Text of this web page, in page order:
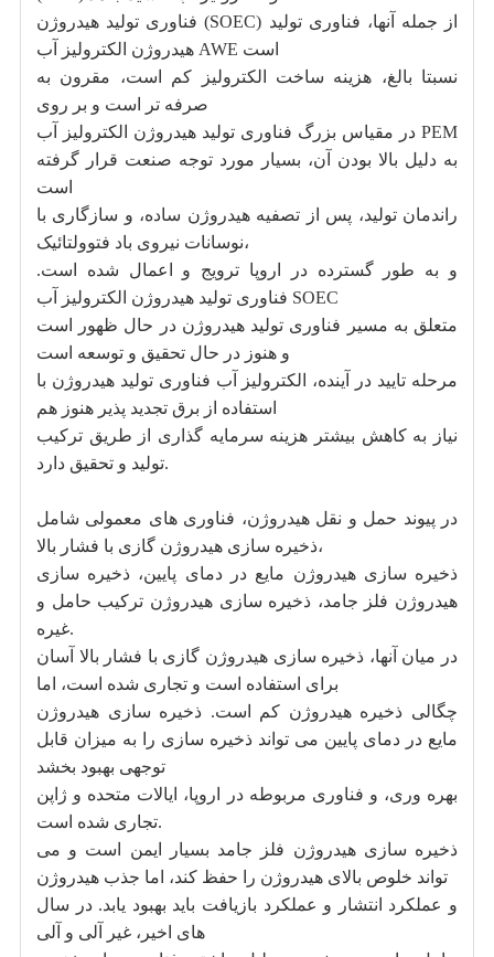
فناوری تولید هیدروژن (SOEC) از جمله آنها، فناوری تولید
نسبتا بالغ، هزینه ساخت الکترولیز کم است، مقرون به
در مقیاس بزرگ فناوری تولید هیدروژن الکترولیز آب PEM
به دلیل بالا بودن آن، بسیار مورد توجه صنعت قرار گرفته
راندمان تولید، پس از تصفیه هیدروژن ساده، و سازگاری با
نوسانات نیروی باد فتوولتائیک،
و به طور گسترده در اروپا ترویج و اعمال شده است.
فناوری تولید هیدروژن الکترولیز آب SOEC
متعلق به مسیر فناوری تولید هیدروژن در حال ظهور است
مرحله تایید در آینده، الکترولیز آب فناوری تولید هیدروژن با
نیاز به کاهش بیشتر هزینه سرمایه گذاری از طریق ترکیب
تولید و تحقیق دارد.
در پیوند حمل و نقل هیدروژن، فناوری های معمولی شامل
ذخیره سازی هیدروژن گازی با فشار بالا،
ذخیره سازی هیدروژن مایع در دمای پایین، ذخیره سازی
هیدروژن فلز جامد، ذخیره سازی هیدروژن ترکیب حامل و
غیره.
در میان آنها، ذخیره سازی هیدروژن گازی با فشار بالا آسان
چگالی ذخیره هیدروژن کم است. ذخیره سازی هیدروژن
مایع در دمای پایین می تواند ذخیره سازی را به میزان قابل
توجهی بهبود بخشد
بهره وری، و فناوری مربوطه در اروپا، ایالات متحده و ژاپن
تجاری شده است.
ذخیره سازی هیدروژن فلز جامد بسیار ایمن است و می
تواند خلوص بالای هیدروژن را حفظ کند، اما جذب هیدروژن
و عملکرد انتشار و عملکرد بازیافت باید بهبود یابد. در سال
های اخیر، غیر آلی و آلی